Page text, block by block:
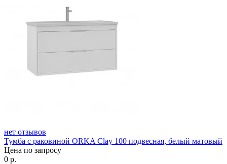
нет отзывов
Тумба с раковиной ORKA Clay 100 подвесная, белый матовый
Цена по запросу
0 р.